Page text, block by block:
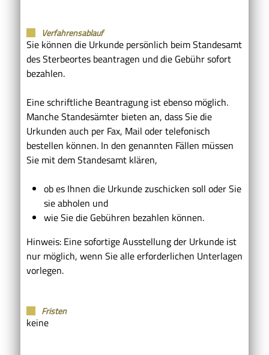
Verfahrensablauf
Sie können die Urkunde persönlich beim Standesamt
des Sterbeortes beantragen und die Gebühr sofort
bezahlen.
Eine schriftliche Beantragung ist ebenso möglich.
Manche Standesämter bieten an, dass Sie die
Urkunden auch per Fax, Mail oder telefonisch
bestellen können. In den genannten Fällen müssen
Sie mit dem Standesamt klären,
ob es Ihnen die Urkunde zuschicken soll oder Sie
sie abholen und
wie Sie die Gebühren bezahlen können.
Hinweis: Eine sofortige Ausstellung der Urkunde ist
nur möglich, wenn Sie alle erforderlichen Unterlagen
vorlegen.
Fristen
keine